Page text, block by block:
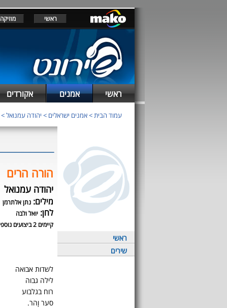
ראשי מוזיקה
ראשי אמנים אקורדים
עמוד הבית>אמנים ישראלים > יהודה עמנואל>
ראשי
שירים
הורה הרים
יהודה עמנואל
מילים: נתן אלתרמן
לחן: יואל ולבה
קיימים 2 ביצועים נוספים לשיר זה
לשדות אבואה
לילה גבוה
רוח בגלבוע
סער וָהר.